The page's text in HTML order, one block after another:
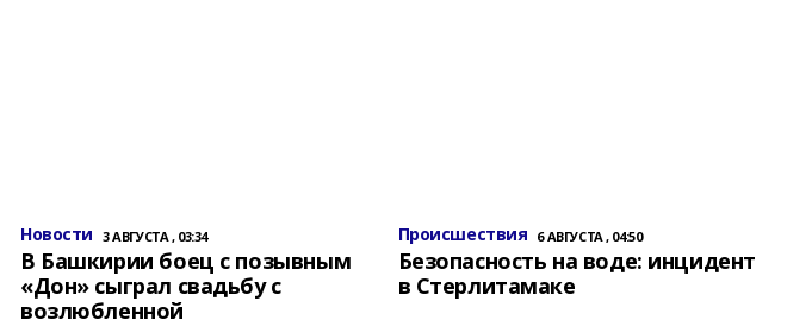
Новости 3 АВГУСТА , 03:34
В Башкирии боец с позывным
«Дон» сыграл свадьбу с
возлюбленной
Происшествия 6 АВГУСТА , 04:50
Безопасность на воде: инцидент
в Стерлитамаке